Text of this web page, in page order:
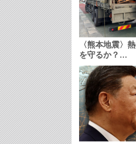
〈熊本地震〉
を守るか？…